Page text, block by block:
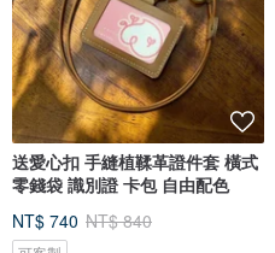
送愛心扣 手縫植鞣革證件套 橫式
零錢袋 識別證 卡包 自由配色
NT$ 740 NT$ 840